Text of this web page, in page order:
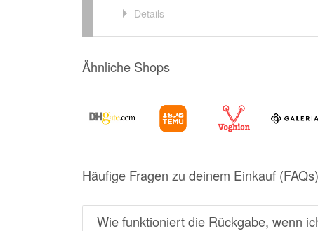
Details
Ähnliche Shops
Häufige Fragen zu deinem Einkauf (FAQs)
Wie funktioniert die Rückgabe, wenn